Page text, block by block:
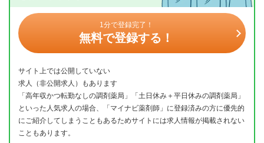
1分で登録完了！
無料で登録する！
サイト上では公開していない
求人（非公開求人）もあります
「高年収かつ転勤なしの調剤薬局」「土日休み＋平日休みの調剤薬局」
といった人気求人の場合、「マイナビ薬剤師」に登録済みの方に優先的
にご紹介してしまうこともあるためサイトには求人情報が掲載されない
こともあります。